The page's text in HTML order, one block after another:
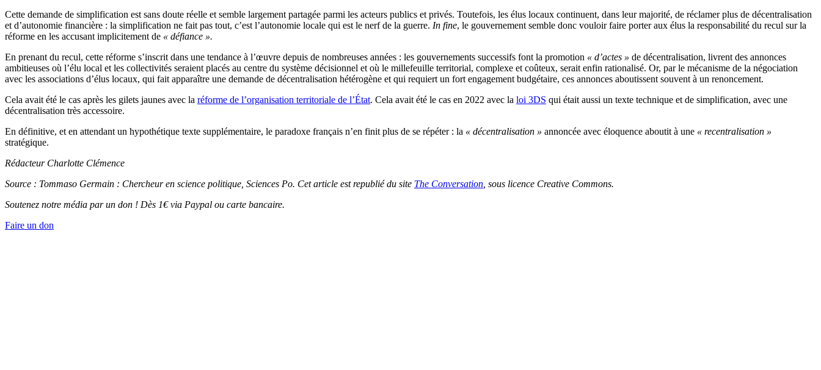
Cette demande de simplification est sans doute réelle et semble largement partagée parmi les acteurs publics et privés. Toutefois, les élus locaux continuent, dans leur majorité, de réclamer plus de décentralisation
et d’autonomie financière : la simplification ne fait pas tout, c’est l’autonomie locale qui est le nerf de la guerre. In fine, le gouvernement semble donc vouloir faire porter aux élus la responsabilité du recul sur la
réforme en les accusant implicitement de « défiance ».
En prenant du recul, cette réforme s’inscrit dans une tendance à l’œuvre depuis de nombreuses années : les gouvernements successifs font la promotion « d’actes » de décentralisation, livrent des annonces
ambitieuses où l’élu local et les collectivités seraient placés au centre du système décisionnel et où le millefeuille territorial, complexe et coûteux, serait enfin rationalisé. Or, par le mécanisme de la négociation
avec les associations d’élus locaux, qui fait apparaître une demande de décentralisation hétérogène et qui requiert un fort engagement budgétaire, ces annonces aboutissent souvent à un renoncement.
Cela avait été le cas après les gilets jaunes avec la réforme de l’organisation territoriale de l’État. Cela avait été le cas en 2022 avec la loi 3DS qui était aussi un texte technique et de simplification, avec une
décentralisation très accessoire.
En définitive, et en attendant un hypothétique texte supplémentaire, le paradoxe français n’en finit plus de se répéter : la « décentralisation » annoncée avec éloquence aboutit à une « recentralisation »
stratégique.
Rédacteur Charlotte Clémence
Source : Tommaso Germain : Chercheur en science politique, Sciences Po. Cet article est republié du site The Conversation , sous licence Creative Commons.
Soutenez notre média par un don ! Dès 1€ via Paypal ou carte bancaire.
Faire un don